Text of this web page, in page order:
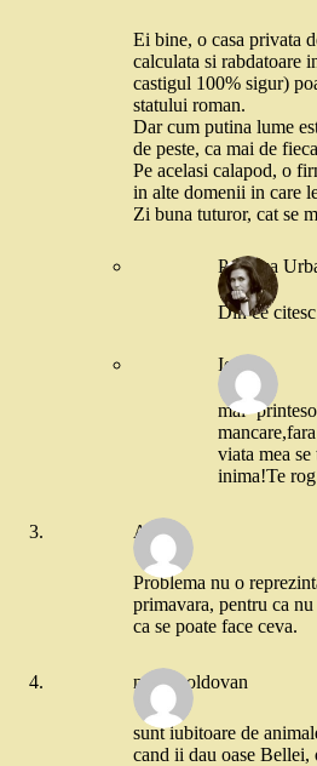
Ei bine, o casa privata
calculata si rabdatoare
castigul 100% sigur)
statului roman.
Dar cum putina lume
de peste, ca mai de
Pe acelasi calapod, o
in alte domenii in care
Zi buna tuturor, cat se
Printesa
Din ce
Ioana
mai
viata mea
inima!Te
Alina
Problema nu o
primavara, pentru ca
ca se poate face ceva.
nuni moldovan
sunt iubitoare de
cand ii dau oase Bellei,